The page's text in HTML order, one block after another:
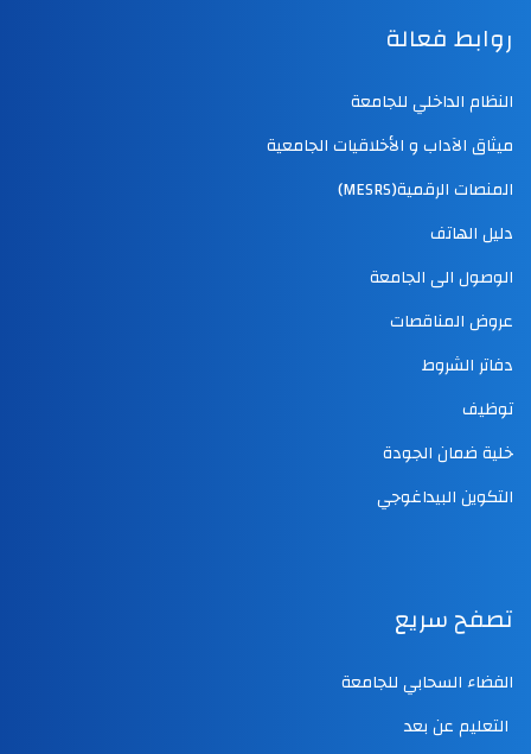
روابط فعالة
النظام الداخلي للجامعة
ميثاق الآداب و الأخلاقيات الجامعية
المنصات الرقمية(MESRS)
دليل الهاتف
الوصول الى الجامعة
عروض المناقصات
دفاتر الشروط
توظيف
خلية ضمان الجودة
التكوين البيداغوجي
تصفح سريع
الفضاء السحابي للجامعة
التعليم عن بعد